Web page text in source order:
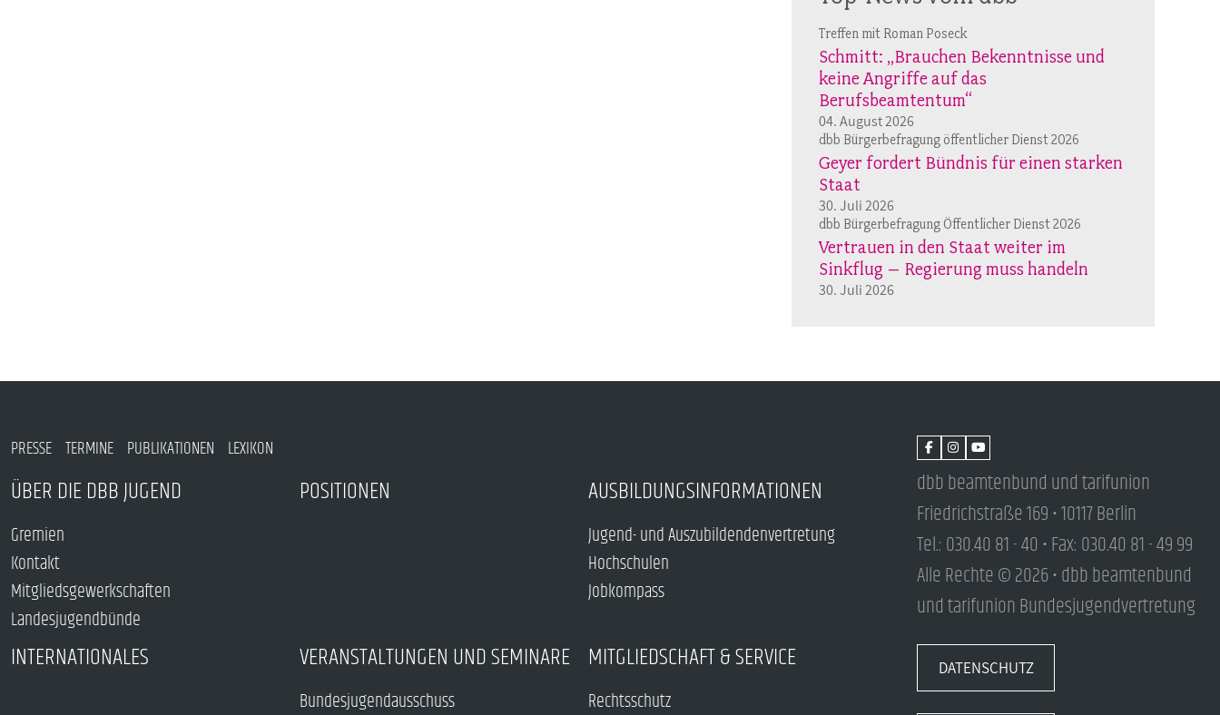
Treffen mit Roman Poseck
Schmitt: „Brauchen Bekenntnisse und
keine Angriffe auf das
Berufsbeamtentum“
04. August 2026
dbb Bürgerbefragung öffentlicher Dienst 2026
Geyer fordert Bündnis für einen starken
Staat
30. Juli 2026
dbb Bürgerbefragung Öffentlicher Dienst 2026
Vertrauen in den Staat weiter im
Sinkflug – Regierung muss handeln
30. Juli 2026
PRESSE TERMINE PUBLIKATIONEN LEXIKON
ÜBER DIE DBB JUGEND
Gremien
Kontakt
Mitgliedsgewerkschaften
Landesjugendbünde
POSITIONEN AUSBILDUNGSINFORMATIONEN
Jugend- und Auszubildendenvertretung
Hochschulen
Jobkompass
INTERNATIONALES VERANSTALTUNGEN UND SEMINARE
Bundesjugendausschuss
MITGLIEDSCHAFT & SERVICE
Rechtsschutz
dbb beamtenbund und tarifunion
Friedrichstraße 169 • 10117 Berlin
Tel.: 030.40 81 - 40 • Fax: 030.40 81 - 49 99
Alle Rechte © 2026 • dbb beamtenbund
und tarifunion Bundesjugendvertretung
DATENSCHUTZ